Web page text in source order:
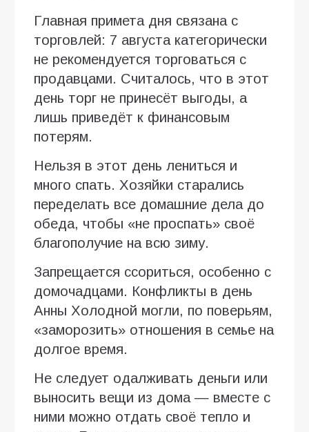
Главная примета дня связана с
торговлей: 7 августа категорически
не рекомендуется торговаться с
продавцами. Считалось, что в этот
день торг не принесёт выгоды, а
лишь приведёт к финансовым
потерям.
Нельзя в этот день лениться и
много спать. Хозяйки старались
переделать все домашние дела до
обеда, чтобы «не проспать» своё
благополучие на всю зиму.
Запрещается ссориться, особенно с
домочадцами. Конфликты в день
Анны Холодной могли, по поверьям,
«заморозить» отношения в семье на
долгое время.
Не следует одалживать деньги или
выносить вещи из дома — вместе с
ними можно отдать своё тепло и